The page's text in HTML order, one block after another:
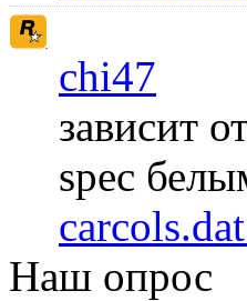
chi47
зависит
spec
Наш опрос